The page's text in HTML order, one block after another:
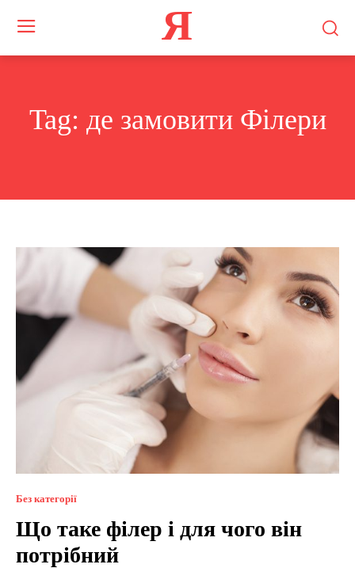
Я
Tag: де замовити Філери
Без категорії
Що таке філер і для чого він
потрібний